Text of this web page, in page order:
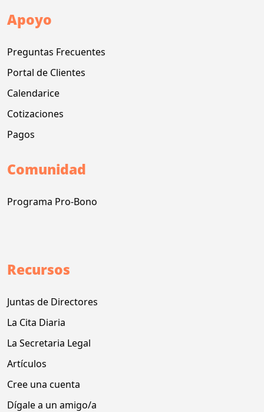
Apoyo
Preguntas Frecuentes
Portal de Clientes
Calendarice
Cotizaciones
Pagos
Comunidad
Programa Pro-Bono
Recursos
Juntas de Directores
La Cita Diaria
La Secretaria Legal
Artículos
Cree una cuenta
Dígale a un amigo/a